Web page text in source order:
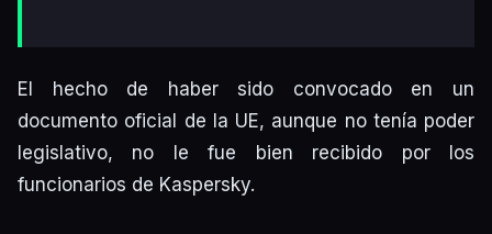
El hecho de haber sido convocado en un
documento oficial de la UE, aunque no tenía poder
legislativo, no le fue bien recibido por los
funcionarios de Kaspersky.